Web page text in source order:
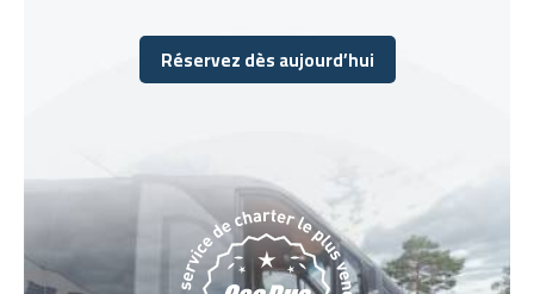
Réservez dès aujourd’hui
Réservez dès aujourd’hui